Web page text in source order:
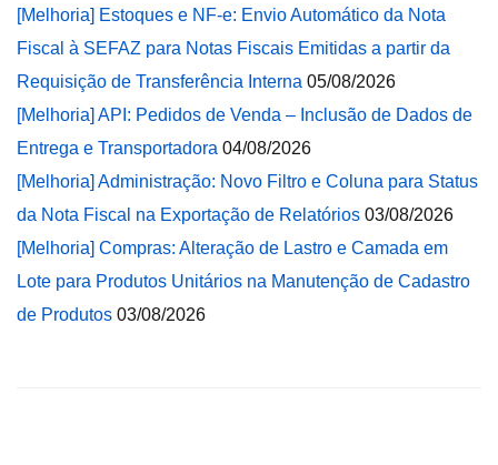
[Melhoria] Estoques e NF-e: Envio Automático da Nota
Fiscal à SEFAZ para Notas Fiscais Emitidas a partir da
Requisição de Transferência Interna 05/08/2026
[Melhoria] API: Pedidos de Venda – Inclusão de Dados de
Entrega e Transportadora 04/08/2026
[Melhoria] Administração: Novo Filtro e Coluna para Status
da Nota Fiscal na Exportação de Relatórios 03/08/2026
[Melhoria] Compras: Alteração de Lastro e Camada em
Lote para Produtos Unitários na Manutenção de Cadastro
de Produtos 03/08/2026